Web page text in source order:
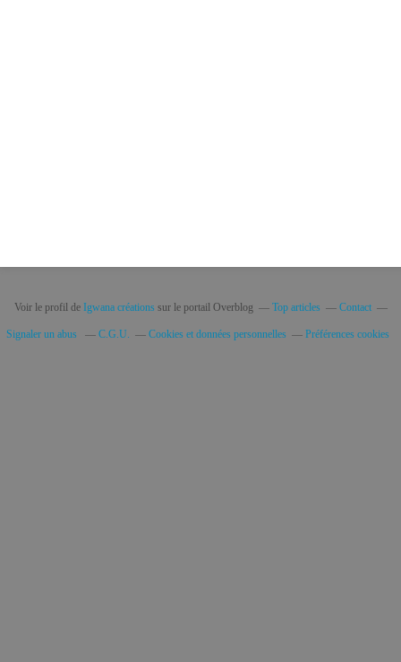
Voir le profil de Igwana créationssur le portail Overblog Top articles Contact
Signaler un abus C.G.U. Cookies et données personnelles Préférences cookies